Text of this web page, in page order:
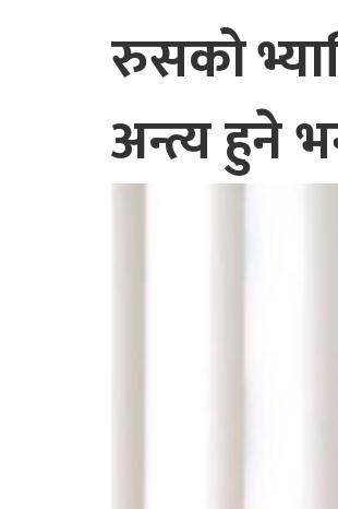
रुसको
अन्त्य हुने